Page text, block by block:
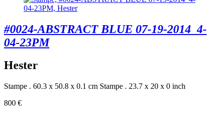
#0024-ABSTRACT BLUE 07-19-2014_4-
04-23PM
Hester
Stampe . 60.3 x 50.8 x 0.1 cm Stampe . 23.7 x 20 x 0 inch
800 €